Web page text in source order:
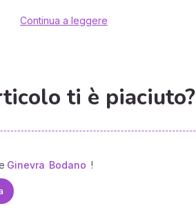
Continua a leggere
ti è piaciuto?
Ginevra Bodano !